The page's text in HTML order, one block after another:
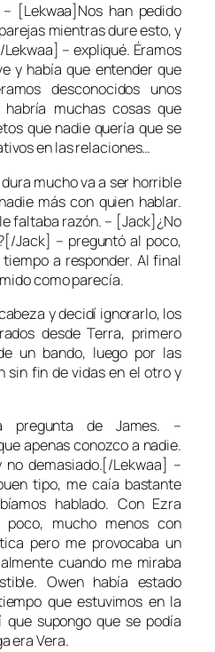
[Lekwaa]Nos han pedido
mientras dure esto, y
– expliqué. Éramos
y había que entender que
desconocidos unos
muchas cosas que
que nadie quería que se
en las relaciones…
mucho va a ser horrible
más con quien hablar.
faltaba razón. – [Jack]¿No
Jack] – preguntó al poco,
a responder. Al final
como parecía.
y decidí ignorarlo, los
desde Terra, primero
un bando, luego por las
sin fin de vidas en el otro y
pregunta de James. –
apenas conozco a nadie.
demasiado.[/Lekwaa] –
tipo, me caía bastante
hablado. Con Ezra
poco, mucho menos con
pero me provocaba un
cuando me miraba
Owen había estado
que estuvimos en la
supongo que se podía
era Vera.